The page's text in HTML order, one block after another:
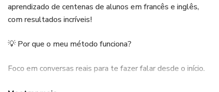
aprendizado de centenas de alunos em francês e inglês,
com resultados incríveis!
💡 Por que o meu método funciona?
Foco em conversas reais para te fazer falar desde o início.